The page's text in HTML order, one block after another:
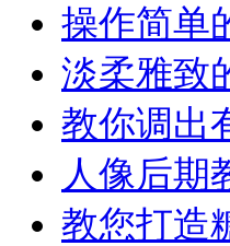
操作简单
淡柔雅致
教你调出
人像后期
教您打造